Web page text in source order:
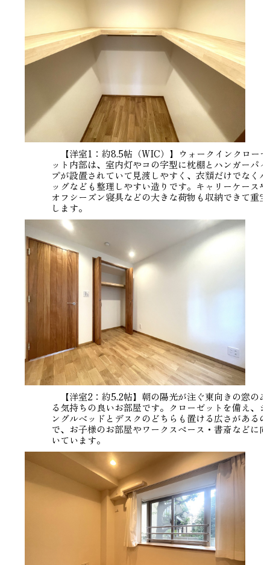
【洋室1：約8.5帖（WIC）】ウォークインクローゼ
ット内部は、室内灯やコの字型に枕棚とハンガーパイ
プが設置されていて見渡しやすく、衣類だけでなくバ
ッグなども整理しやすい造りです。キャリーケースや
オフシーズン寝具などの大きな荷物も収納できて重宝
します。
【洋室2：約5.2帖】朝の陽光が注ぐ東向きの窓のあ
る気持ちの良いお部屋です。クローゼットを備え、シ
ングルベッドとデスクのどちらも置ける広さがあるの
で、お子様のお部屋やワークスペース・書斎などに向
いています。